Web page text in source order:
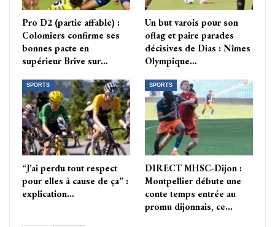
Pro D2 (partie affable) :
Colomiers confirme ses
bonnes pacte en
supérieur Brive sur…
Un but varois pour son
oflag et paire parades
décisives de Dias : Nîmes
Olympique…
SPORTS
“J’ai perdu tout respect
pour elles à cause de ça” :
explication…
SPORTS
DIRECT MHSC-Dijon :
Montpellier débute une
conte temps entrée au
promu dijonnais, ce…